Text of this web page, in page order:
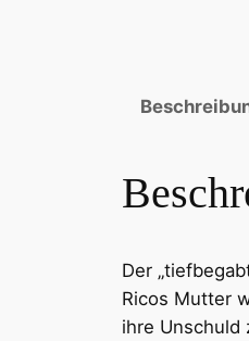
Der
Ricos Mutter
ihre Unschuld